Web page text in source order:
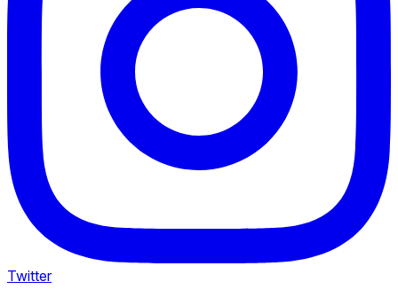
Twitter